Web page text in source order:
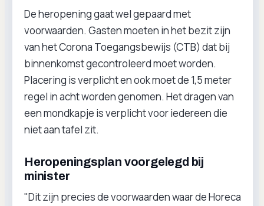
De heropening gaat wel gepaard met
voorwaarden. Gasten moeten in het bezit zijn
van het Corona Toegangsbewijs (CTB) dat bij
binnenkomst gecontroleerd moet worden.
Placering is verplicht en ook moet de 1,5 meter
regel in acht worden genomen. Het dragen van
een mondkapje is verplicht voor iedereen die
niet aan tafel zit.
Heropeningsplan voorgelegd bij
minister
"Dit zijn precies de voorwaarden waar de Horeca